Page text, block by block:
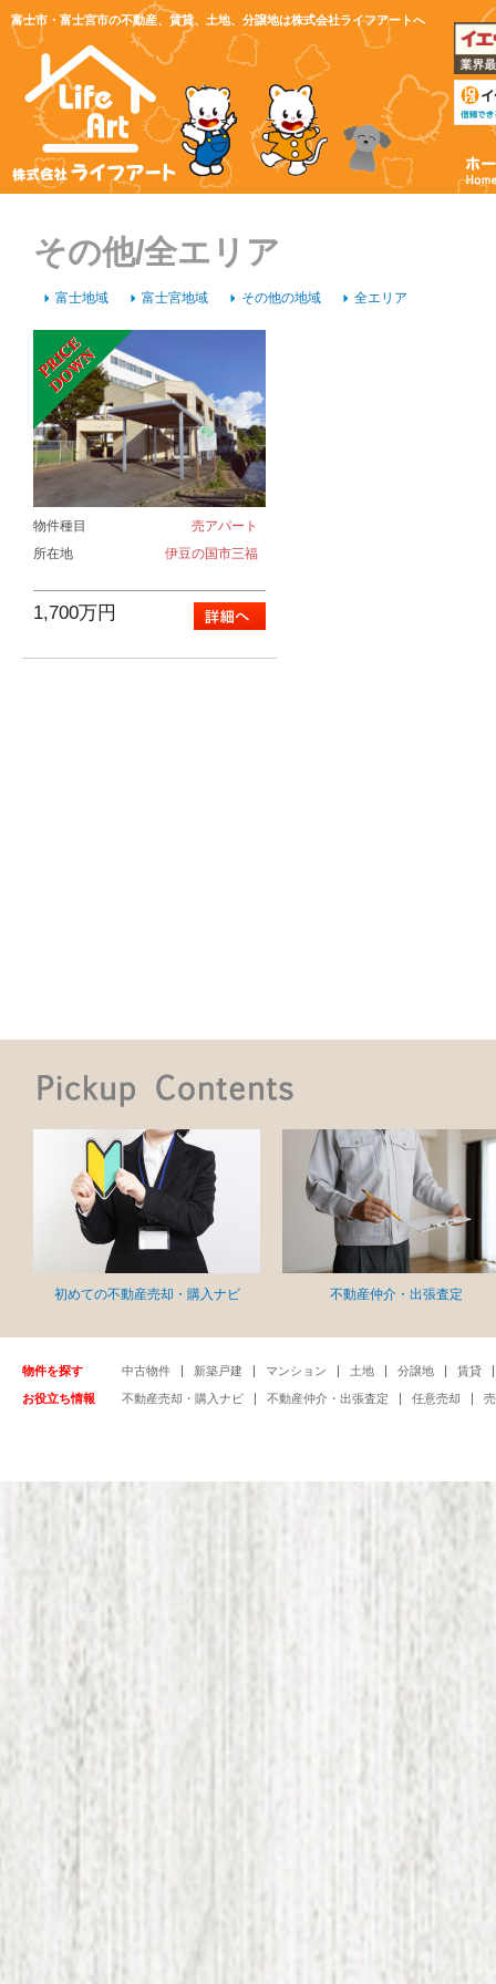
富士市・富士宮市の不動産、賃貸、土地、分譲地は株式会社ライフアートへ
その他/全エリア
富士地域 富士宮地域 その他の地域 全エリア
物件種目
売アパート
所在地
伊豆の国市三福
1,700万円
初めての不動産売却・購入ナビ 不動産仲介・出張査定
物件を探す 中古物件 新築戸建 マンション 土地 分譲地 賃貸
お役立ち情報 不動産売却・購入ナビ 不動産仲介・出張査定 任意売却